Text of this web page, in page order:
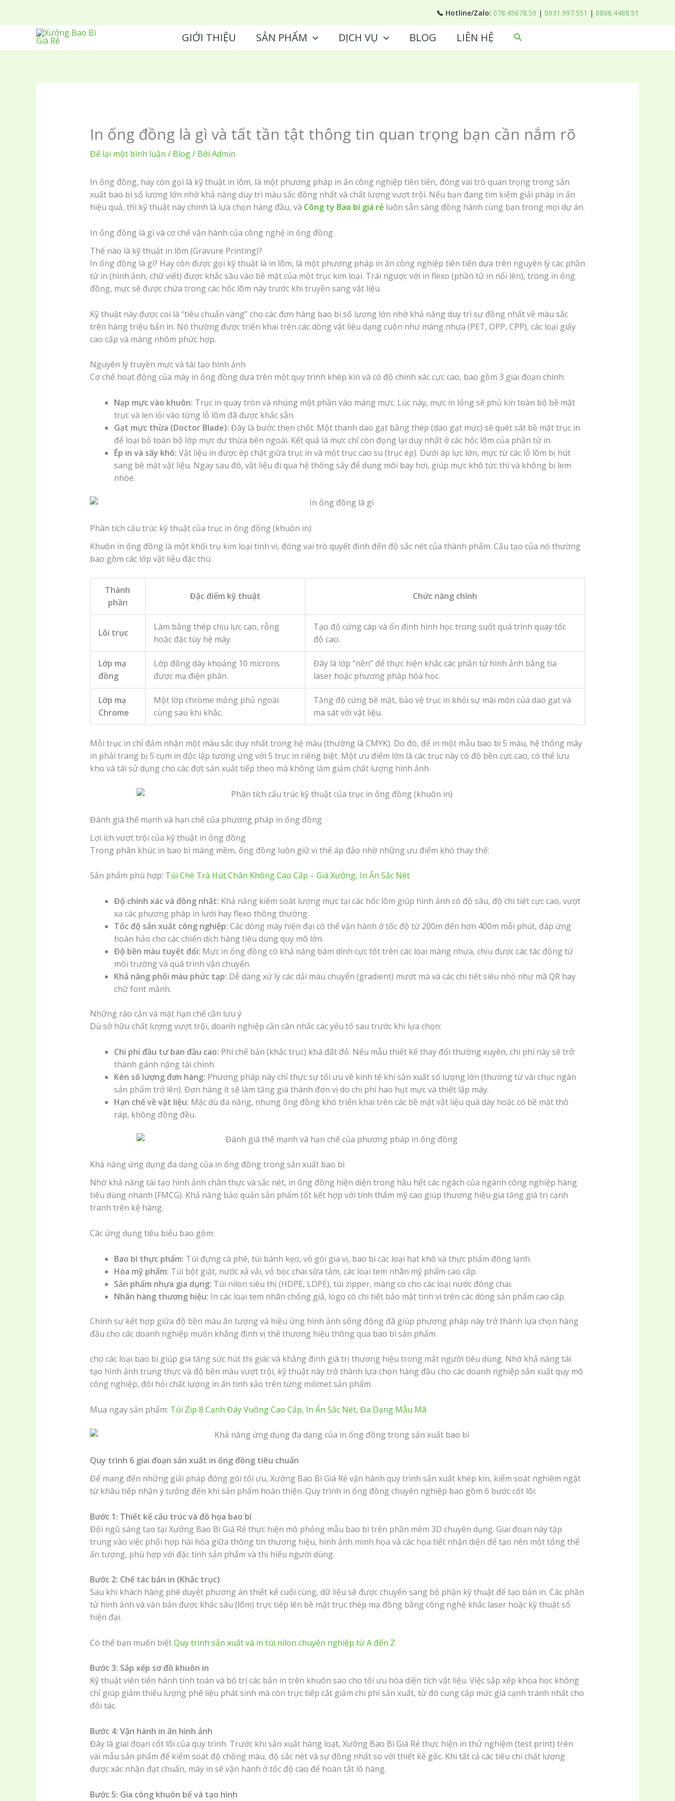
📞 Hotline/Zalo: 078.45678.59 | 0931.997.551 | 0866.4488.51
GIỚI THIỆU SẢN PHẨM DỊCH VỤ BLOG LIÊN HỆ
Tìm
kiếm
In ống đồng là gì và tất tần tật thông tin quan trọng bạn cần nắm rõ
Để lại một bình luận / Blog/ Bởi Admin
In ống đồng, hay còn gọi là kỹ thuật in lõm, là một phương pháp in ấn công nghiệp tiên tiến, đóng vai trò quan trọng trong sản
xuất bao bì số lượng lớn nhờ khả năng duy trì màu sắc đồng nhất và chất lượng vượt trội. Nếu bạn đang tìm kiếm giải pháp in ấn
hiệu quả, thì kỹ thuật này chính là lựa chọn hàng đầu, và Công ty Bao bì giá rẻluôn sẵn sàng đồng hành cùng bạn trong mọi dự án.
In ống đồng là gì và cơ chế vận hành của công nghệ in ống đồng
Thế nào là kỹ thuật in lõm (Gravure Printing)?
In ống đồng là gì? Hay còn được gọi kỹ thuật là in lõm, là một phương pháp in ấn công nghiệp tiên tiến dựa trên nguyên lý các phần
tử in (hình ảnh, chữ viết) được khắc sâu vào bề mặt của một trục kim loại. Trái ngược với in flexo (phần tử in nổi lên), trong in ống
đồng, mực sẽ được chứa trong các hốc lõm này trước khi truyền sang vật liệu.
Kỹ thuật này được coi là “tiêu chuẩn vàng” cho các đơn hàng bao bì số lượng lớn nhờ khả năng duy trì sự đồng nhất về màu sắc
trên hàng triệu bản in. Nó thường được triển khai trên các dòng vật liệu dạng cuộn như màng nhựa (PET, OPP, CPP), các loại giấy
cao cấp và màng nhôm phức hợp.
Nguyên lý truyền mực và tái tạo hình ảnh
Cơ chế hoạt động của máy in ống đồng dựa trên một quy trình khép kín và có độ chính xác cực cao, bao gồm 3 giai đoạn chính:
Nạp mực vào khuôn: Trục in quay tròn và nhúng một phần vào máng mực. Lúc này, mực in lỏng sẽ phủ kín toàn bộ bề mặt
trục và len lỏi vào từng lỗ lõm đã được khắc sẵn.
Gạt mực thừa (Doctor Blade): Đây là bước then chốt. Một thanh dao gạt bằng thép (dao gạt mực) sẽ quét sát bề mặt trục in
để loại bỏ toàn bộ lớp mực dư thừa bên ngoài. Kết quả là mực chỉ còn đọng lại duy nhất ở các hốc lõm của phần tử in.
Ép in và sấy khô: Vật liệu in được ép chặt giữa trục in và một trục cao su (trục ép). Dưới áp lực lớn, mực từ các lỗ lõm bị hút
sang bề mặt vật liệu. Ngay sau đó, vật liệu đi qua hệ thống sấy để dung môi bay hơi, giúp mực khô tức thì và không bị lem
nhòe.
Phân tích cấu trúc kỹ thuật của trục in ống đồng (khuôn in)
Khuôn in ống đồng là một khối trụ kim loại tinh vi, đóng vai trò quyết định đến độ sắc nét của thành phẩm. Cấu tạo của nó thường
bao gồm các lớp vật liệu đặc thù:
Thành
phần
Đặc điểm kỹ thuật Chức năng chính
Lõi trục
Làm bằng thép chịu lực cao, rỗng
hoặc đặc tùy hệ máy.
Tạo độ cứng cáp và ổn định hình học trong suốt quá trình quay tốc
độ cao.
Lớp mạ
đồng
Lớp đồng dày khoảng 10 microns
được mạ điện phân.
Đây là lớp “nền” để thực hiện khắc các phần tử hình ảnh bằng tia
laser hoặc phương pháp hóa học.
Lớp mạ
Chrome
Một lớp chrome mỏng phủ ngoài
cùng sau khi khắc.
Tăng độ cứng bề mặt, bảo vệ trục in khỏi sự mài mòn của dao gạt và
ma sát với vật liệu.
Mỗi trục in chỉ đảm nhận một màu sắc duy nhất trong hệ màu (thường là CMYK). Do đó, để in một mẫu bao bì 5 màu, hệ thống máy
in phải trang bị 5 cụm in độc lập tương ứng với 5 trục in riêng biệt. Một ưu điểm lớn là các trục này có độ bền cực cao, có thể lưu
kho và tái sử dụng cho các đợt sản xuất tiếp theo mà không làm giảm chất lượng hình ảnh.
Đánh giá thế mạnh và hạn chế của phương pháp in ống đồng
Lợi ích vượt trội của kỹ thuật in ống đồng
Trong phân khúc in bao bì màng mềm, ống đồng luôn giữ vị thế áp đảo nhờ những ưu điểm khó thay thế:
Sản phẩm phù hợp: Túi Chè Trà Hút Chân Không Cao Cấp – Giá Xưởng, In Ấn Sắc Nét
Độ chính xác và đồng nhất: Khả năng kiểm soát lượng mực tại các hốc lõm giúp hình ảnh có độ sâu, độ chi tiết cực cao, vượt
xa các phương pháp in lưới hay flexo thông thường.
Tốc độ sản xuất công nghiệp: Các dòng máy hiện đại có thể vận hành ở tốc độ từ 200m đến hơn 400m mỗi phút, đáp ứng
hoàn hảo cho các chiến dịch hàng tiêu dùng quy mô lớn.
Độ bền màu tuyệt đối: Mực in ống đồng có khả năng bám dính cực tốt trên các loại màng nhựa, chịu được các tác động từ
môi trường và quá trình vận chuyển.
Khả năng phối màu phức tạp: Dễ dàng xử lý các dải màu chuyển (gradient) mượt mà và các chi tiết siêu nhỏ như mã QR hay
chữ font mảnh.
Những rào cản và mặt hạn chế cần lưu ý
Dù sở hữu chất lượng vượt trội, doanh nghiệp cần cân nhắc các yếu tố sau trước khi lựa chọn:
Chi phí đầu tư ban đầu cao: Phí chế bản (khắc trục) khá đắt đỏ. Nếu mẫu thiết kế thay đổi thường xuyên, chi phí này sẽ trở
thành gánh nặng tài chính.
Kén số lượng đơn hàng: Phương pháp này chỉ thực sự tối ưu về kinh tế khi sản xuất số lượng lớn (thường từ vài chục ngàn
sản phẩm trở lên). Đơn hàng ít sẽ làm tăng giá thành đơn vị do chi phí hao hụt mực và thiết lập máy.
Hạn chế về vật liệu: Mặc dù đa năng, nhưng ống đồng khó triển khai trên các bề mặt vật liệu quá dày hoặc có bề mặt thô
ráp, không đồng đều.
Khả năng ứng dụng đa dạng của in ống đồng trong sản xuất bao bì
Nhờ khả năng tái tạo hình ảnh chân thực và sắc nét, in ống đồng hiện diện trong hầu hết các ngách của ngành công nghiệp hàng
tiêu dùng nhanh (FMCG). Khả năng bảo quản sản phẩm tốt kết hợp với tính thẩm mỹ cao giúp thương hiệu gia tăng giá trị cạnh
tranh trên kệ hàng.
Các ứng dụng tiêu biểu bao gồm:
Bao bì thực phẩm: Túi đựng cà phê, túi bánh kẹo, vỏ gói gia vị, bao bì các loại hạt khô và thực phẩm đông lạnh.
Hóa mỹ phẩm: Túi bột giặt, nước xả vải, vỏ bọc chai sữa tắm, các loại tem nhãn mỹ phẩm cao cấp.
Sản phẩm nhựa gia dụng: Túi nilon siêu thị (HDPE, LDPE), túi zipper, màng co cho các loại nước đóng chai.
Nhãn hàng thương hiệu: In các loại tem nhãn chống giả, logo có chi tiết bảo mật tinh vi trên các dòng sản phẩm cao cấp.
Chính sự kết hợp giữa độ bền màu ấn tượng và hiệu ứng hình ảnh sống động đã giúp phương pháp này trở thành lựa chọn hàng
đầu cho các doanh nghiệp muốn khẳng định vị thế thương hiệu thông qua bao bì sản phẩm.
cho các loại bao bì giúp gia tăng sức hút thị giác và khẳng định giá trị thương hiệu trong mắt người tiêu dùng. Nhờ khả năng tái
tạo hình ảnh trung thực và độ bền màu vượt trội, kỹ thuật này trở thành lựa chọn hàng đầu cho các doanh nghiệp sản xuất quy mô
công nghiệp, đòi hỏi chất lượng in ấn tinh xảo trên từng milimet sản phẩm.
Mua ngay sản phẩm: Túi Zip 8 Cạnh Đáy Vuông Cao Cấp, In Ấn Sắc Nét, Đa Dạng Mẫu Mã
Quy trình 6 giai đoạn sản xuất in ống đồng tiêu chuẩn
Để mang đến những giải pháp đóng gói tối ưu, Xưởng Bao Bì Giá Rẻ vận hành quy trình sản xuất khép kín, kiểm soát nghiêm ngặt
từ khâu tiếp nhận ý tưởng đến khi sản phẩm hoàn thiện. Quy trình in ống đồng chuyên nghiệp bao gồm 6 bước cốt lõi:
Bước 1: Thiết kế cấu trúc và đồ họa bao bì
Đội ngũ sáng tạo tại Xưởng Bao Bì Giá Rẻ thực hiện mô phỏng mẫu bao bì trên phần mềm 3D chuyên dụng. Giai đoạn này tập
trung vào việc phối hợp hài hòa giữa thông tin thương hiệu, hình ảnh minh họa và các họa tiết nhận diện để tạo nên một tổng thể
ấn tượng, phù hợp với đặc tính sản phẩm và thị hiếu người dùng.
Bước 2: Chế tác bản in (Khắc trục)
Sau khi khách hàng phê duyệt phương án thiết kế cuối cùng, dữ liệu sẽ được chuyển sang bộ phận kỹ thuật để tạo bản in. Các phần
tử hình ảnh và văn bản được khắc sâu (lõm) trực tiếp lên bề mặt trục thép mạ đồng bằng công nghệ khắc laser hoặc kỹ thuật số
hiện đại.
Có thể bạn muốn biếtQuy trình sản xuất và in túi nilon chuyên nghiệp từ A đến Z
Bước 3: Sắp xếp sơ đồ khuôn in
Kỹ thuật viên tiến hành tính toán và bố trí các bản in trên khuôn sao cho tối ưu hóa diện tích vật liệu. Việc sắp xếp khoa học không
chỉ giúp giảm thiểu lượng phế liệu phát sinh mà còn trực tiếp cắt giảm chi phí sản xuất, từ đó cung cấp mức giá cạnh tranh nhất cho
đối tác.
Bước 4: Vận hành in ấn hình ảnh
Đây là giai đoạn cốt lõi của quy trình. Trước khi sản xuất hàng loạt, Xưởng Bao Bì Giá Rẻ thực hiện in thử nghiệm (test print) trên
vài mẫu sản phẩm để kiểm soát độ chồng màu, độ sắc nét và sự đồng nhất so với thiết kế gốc. Khi tất cả các tiêu chí chất lượng
được xác nhận đạt chuẩn, máy in sẽ vận hành ở tốc độ cao để hoàn tất lô hàng.
Bước 5: Gia công khuôn bế và tạo hình